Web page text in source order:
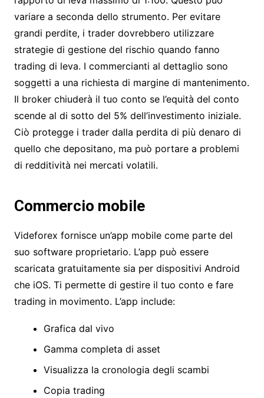
variare a seconda dello strumento. Per evitare
grandi perdite, i trader dovrebbero utilizzare
strategie di gestione del rischio quando fanno
trading di leva. I commercianti al dettaglio sono
soggetti a una richiesta di margine di mantenimento.
Il broker chiuderà il tuo conto se l’equità del conto
scende al di sotto del 5% dell’investimento iniziale.
Ciò protegge i trader dalla perdita di più denaro di
quello che depositano, ma può portare a problemi
di redditività nei mercati volatili.
Commercio mobile
Videforex fornisce un’app mobile come parte del
suo software proprietario. L’app può essere
scaricata gratuitamente sia per dispositivi Android
che iOS. Ti permette di gestire il tuo conto e fare
trading in movimento. L’app include:
Grafica dal vivo
Gamma completa di asset
Visualizza la cronologia degli scambi
Copia trading